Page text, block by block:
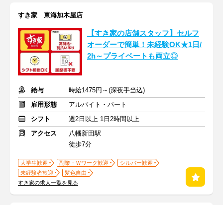
すき家 東海加木屋店
【すき家の店舗スタッフ】セルフ
オーダーで簡単！未経験OK★1日/
2h～プライベートも両立◎
給与
時給1475円～(深夜手当込)
雇用形態
アルバイト・パート
シフト
週2日以上 1日2時間以上
アクセス
八幡新田駅
徒歩7分
大学生歓迎 副業・Ｗワーク歓迎
シルバー歓迎
未経験者歓迎
髪色自由
すき家の求人一覧を見る